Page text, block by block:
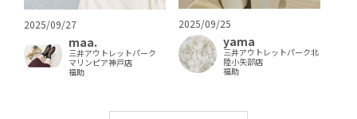
2025/09/27
maa.
三井アウトレットパーク
マリンピア神戸店
福助
2025/09/25
yama
三井アウトレットパーク北
陸小矢部店
福助